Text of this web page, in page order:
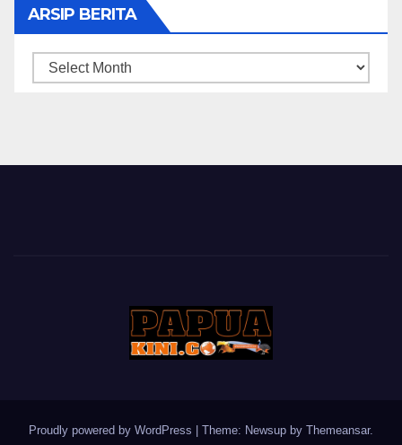
ARSIP BERITA
ARSIP
Proudly powered by WordPress | Theme: Newsup by Themeansar.